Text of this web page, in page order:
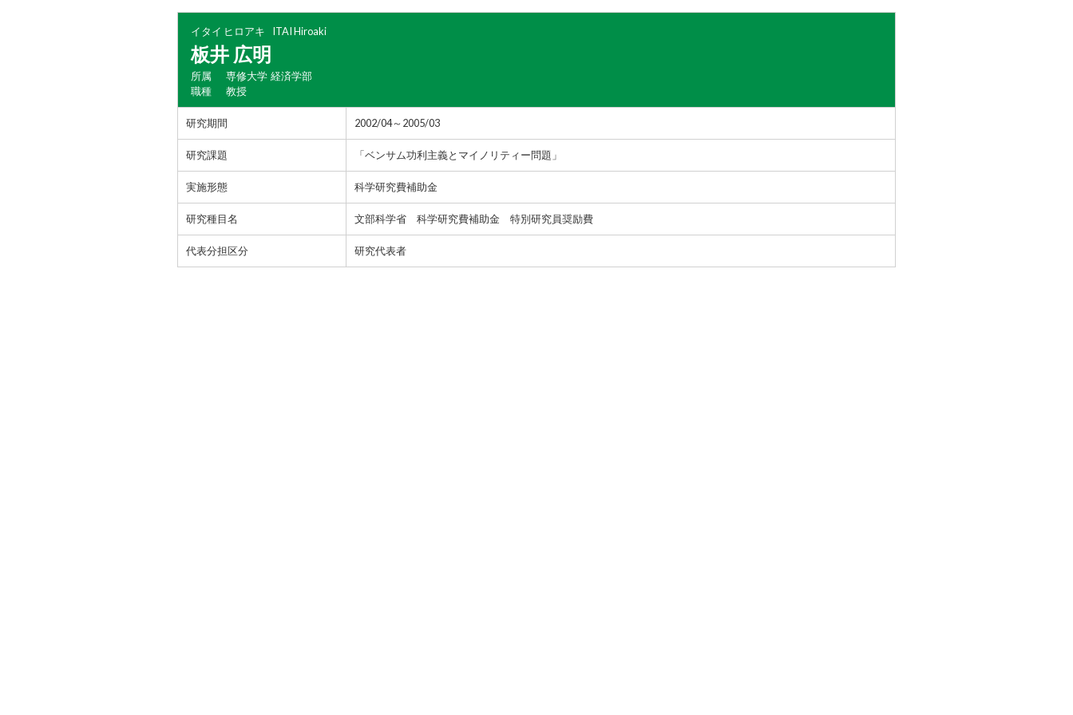
イタイ ヒロアキ ITAI Hiroaki
板井 広明
所属
専修大学 経済学部
職種
教授
研究期間 2002/04～2005/03
研究課題 「ベンサム功利主義とマイノリティー問題」
実施形態 科学研究費補助金
研究種目名 文部科学省 科学研究費補助金 特別研究員奨励費
代表分担区分 研究代表者